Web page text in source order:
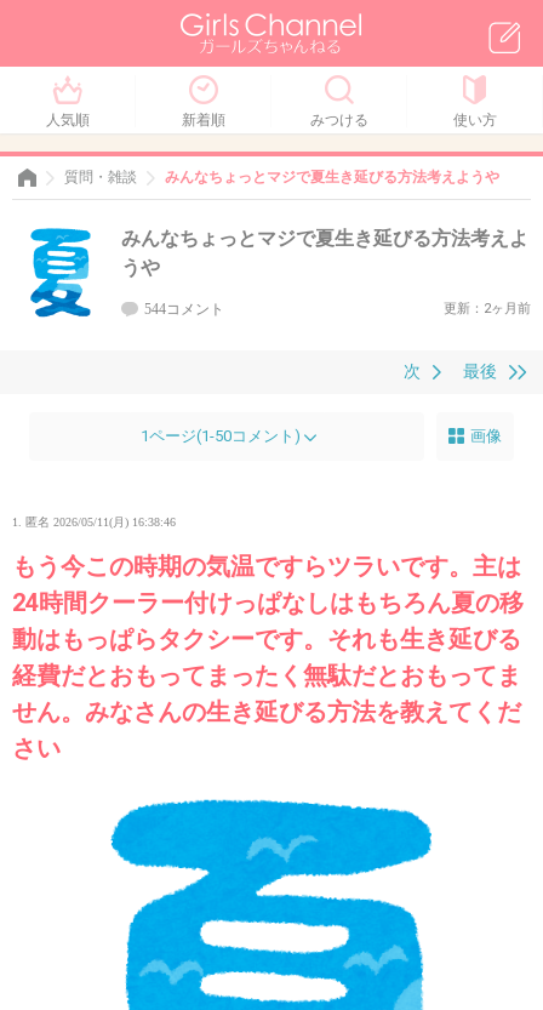
人気順 新着順 みつける 使い方
質問・雑談 みんなちょっとマジで夏生き延びる方法考えようや
みんなちょっとマジで夏生き延びる方法考えよ
うや
544コメント 更新：2ヶ月前
最後
次
1ページ(1-50コメント) 画像
1. 匿名 2026/05/11(月) 16:38:46
もう今この時期の気温ですらツラいです。主は
24時間クーラー付けっぱなしはもちろん夏の移
動はもっぱらタクシーです。それも生き延びる
経費だとおもってまったく無駄だとおもってま
せん。みなさんの生き延びる方法を教えてくだ
さい